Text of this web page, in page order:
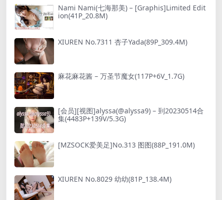
Nami Nami(七海那美) – [Graphis]Limited Edit
ion(41P_20.8M)
XIUREN No.7311 杏子Yada(89P_309.4M)
麻花麻花酱 – 万圣节魔女(117P+6V_1.7G)
[会员][视图]alyssa(@alyssa9) – 到20230514合
集(4483P+139V/5.3G)
[MZSOCK爱美足]No.313 图图(88P_191.0M)
XIUREN No.8029 幼幼(81P_138.4M)